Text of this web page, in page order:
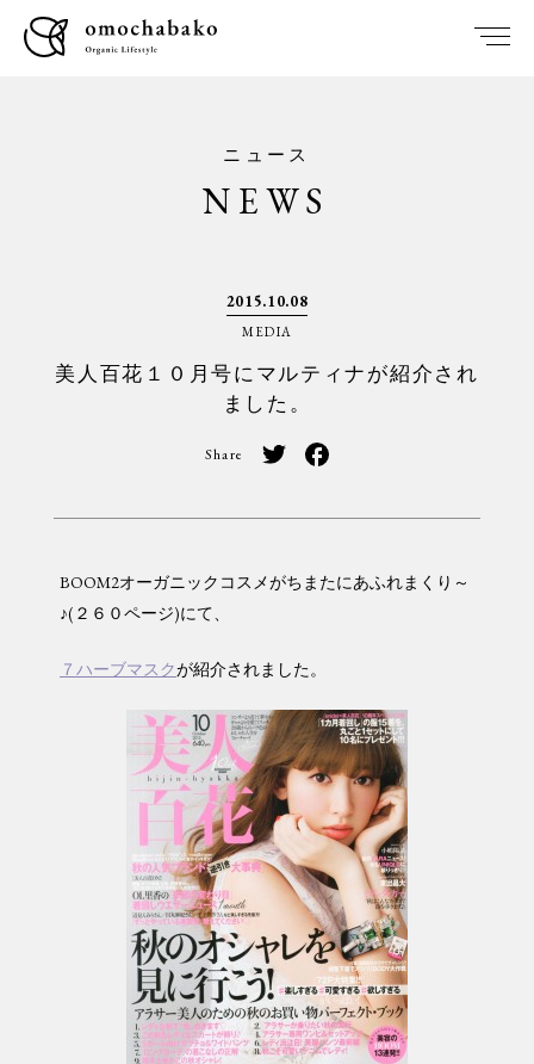
ニュース
NEWS
2015.10.08
MEDIA
美人百花１０月号にマルティナが紹介され
ました。
Share
BOOM2オーガニックコスメがちまたにあふれまくり～
♪(２６０ページ)にて、
７ハーブマスクが紹介されました。